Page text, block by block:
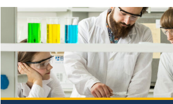
Studenckie Koło